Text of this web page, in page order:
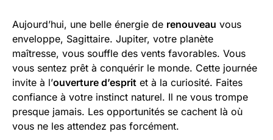
Aujourd’hui, une belle énergie de renouveau vous
enveloppe, Sagittaire. Jupiter, votre planète
maîtresse, vous souffle des vents favorables. Vous
vous sentez prêt à conquérir le monde. Cette journée
invite à l’ouverture d’esprit et à la curiosité. Faites
confiance à votre instinct naturel. Il ne vous trompe
presque jamais. Les opportunités se cachent là où
vous ne les attendez pas forcément.